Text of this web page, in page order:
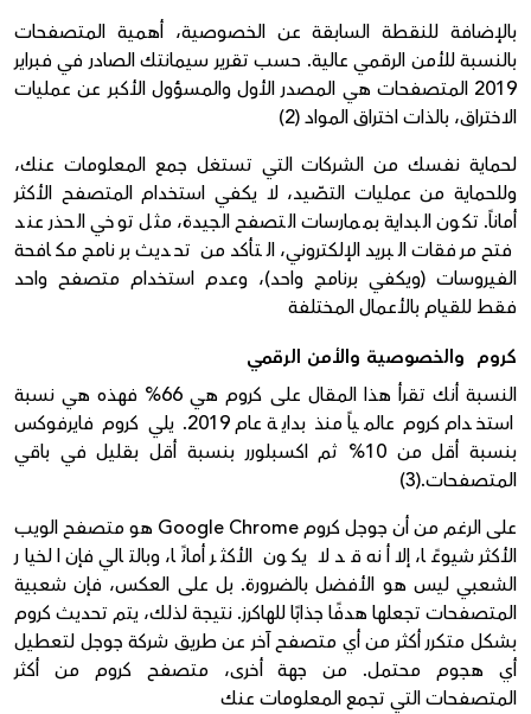
بالإضافة للنقطة السابقة عن الخصوصية، أهمية المتصفحات
بالنسبة للأمن الرقمي عالية. حسب تقرير سيمانتك الصادر في فبراير
2019 المتصفحات هي المصدر الأول والمسؤول الأكبر عن عمليات
الاختراق، بالذات اختراق المواد (2)
لحماية نفسك من الشركات التي تستغل جمع المعلومات عنك،
وللحماية من عمليات التصّيد، لا يكفي استخدام المتصفح الأكثر
أماناً. تكون البداية بممارسات التصفح الجيدة، مثل توخي الحذر عند
فتح مرفقات البريد الإلكتروني، التأكد من تحديث برنامج مكافحة
الفيروسات (ويكفي برنامج واحد)، وعدم استخدام متصفح واحد
فقط للقيام بالأعمال المختلفة
كروم والخصوصية والأمن الرقمي
النسبة أنك تقرأ هذا المقال على كروم هي 66% فهذه هي نسبة
استخدام كروم عالمياً منذ بداية عام 2019. يلي كروم فايرفوكس
بنسبة أقل من 10% ثم اكسبلورر بنسبة أقل بقليل في باقي
المتصفحات.(3)
على الرغم من أن جوجل كروم Google Chrome هو متصفح الويب
الأكثر شيوعًا، إلا أنه قد لا يكون الأكثر أمانًا، وبالتالي فإن الخيار
الشعبي ليس هو الأفضل بالضرورة. بل على العكس، فإن شعبية
المتصفحات تجعلها هدفًا جذابًا للهاكرز. نتيجة لذلك، يتم تحديث كروم
بشكل متكرر أكثر من أي متصفح آخر عن طريق شركة جوجل لتعطيل
أي هجوم محتمل. من جهة أخرى، متصفح كروم من أكثر
المتصفحات التي تجمع المعلومات عنك